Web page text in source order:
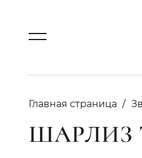
Главная страница
ШАРЛИЗ